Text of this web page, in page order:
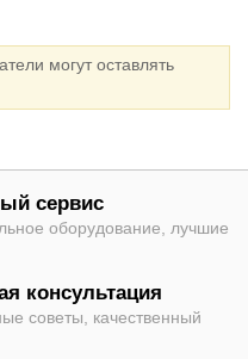
могут оставлять
сервис
оборудование, лучшие
консультация
советы, качественный